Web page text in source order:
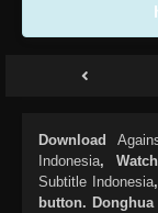
Download
Indonesia,
Subtitle Indonesia
button. Donghua